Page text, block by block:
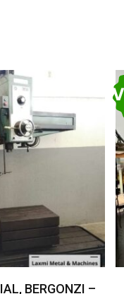
MásBERGONZI –